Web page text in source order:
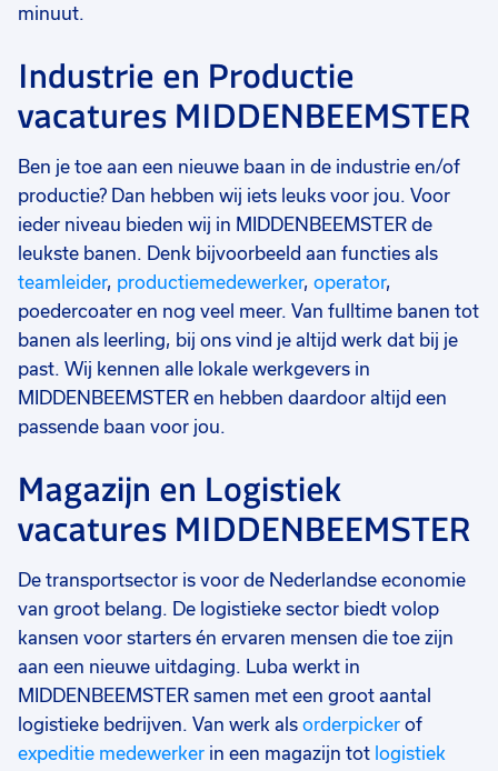
minuut.
Industrie en Productie
vacatures MIDDENBEEMSTER
Ben je toe aan een nieuwe baan in de industrie en/of
productie? Dan hebben wij iets leuks voor jou. Voor
ieder niveau bieden wij in MIDDENBEEMSTER de
leukste banen. Denk bijvoorbeeld aan functies als
teamleider, productiemedewerker, operator,
poedercoater en nog veel meer. Van fulltime banen tot
banen als leerling, bij ons vind je altijd werk dat bij je
past. Wij kennen alle lokale werkgevers in
MIDDENBEEMSTER en hebben daardoor altijd een
passende baan voor jou.
Magazijn en Logistiek
vacatures MIDDENBEEMSTER
De transportsector is voor de Nederlandse economie
van groot belang. De logistieke sector biedt volop
kansen voor starters én ervaren mensen die toe zijn
aan een nieuwe uitdaging. Luba werkt in
MIDDENBEEMSTER samen met een groot aantal
logistieke bedrijven. Van werk als orderpicker of
expeditie medewerker in een magazijn tot logistiek